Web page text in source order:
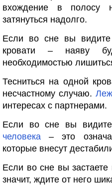
вхождение в полосу
затянуться надолго.
Если во сне вы
кровати – наяву
необходимостью
Тесниться на одной
несчастному случаю.
интересах с партнерами.
Если во сне вы
человека – это
которые внесут
Если во сне вы
значит, ждите от него